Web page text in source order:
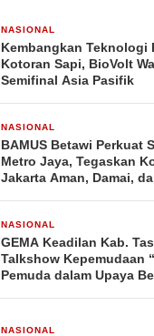
NASIONAL
Kembangkan
Kotoran Sapi, BioVolt
Semifinal Asia Pasifik
NASIONAL
BAMUS Betawi Perkuat
Metro Jaya, Tegaskan
Jakarta Aman, Damai,
NASIONAL
GEMA Keadilan Kab.
Talkshow Kepemudaan
Pemuda dalam Upaya
NASIONAL